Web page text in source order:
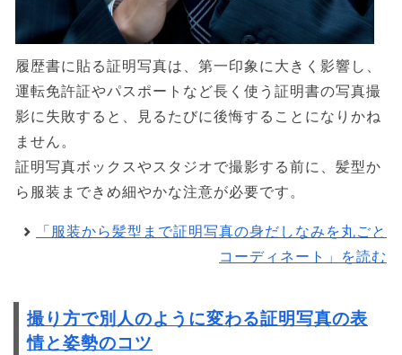
履歴書に貼る証明写真は、第一印象に大きく影響し、
運転免許証やパスポートなど長く使う証明書の写真撮
影に失敗すると、見るたびに後悔することになりかね
ません。
証明写真ボックスやスタジオで撮影する前に、髪型か
ら服装まできめ細やかな注意が必要です。
「服装から髪型まで証明写真の身だしなみを丸ごと
コーディネート」を読む
撮り方で別人のように変わる証明写真の表
情と姿勢のコツ